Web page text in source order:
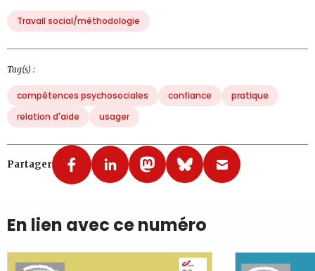
Travail social/méthodologie
Tag(s) :
compétences psychosociales confiance
pratique
relation d'aide
usager
Partager
En lien avec ce numéro